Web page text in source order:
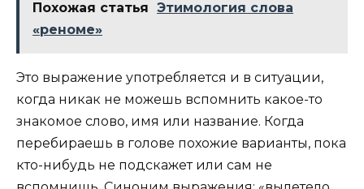
Похожая статья Этимология слова
«реноме»
Это выражение употребляется и в ситуации,
когда никак не можешь вспомнить какое-то
знакомое слово, имя или название. Когда
перебираешь в голове похожие варианты, пока
кто-нибудь не подскажет или сам не